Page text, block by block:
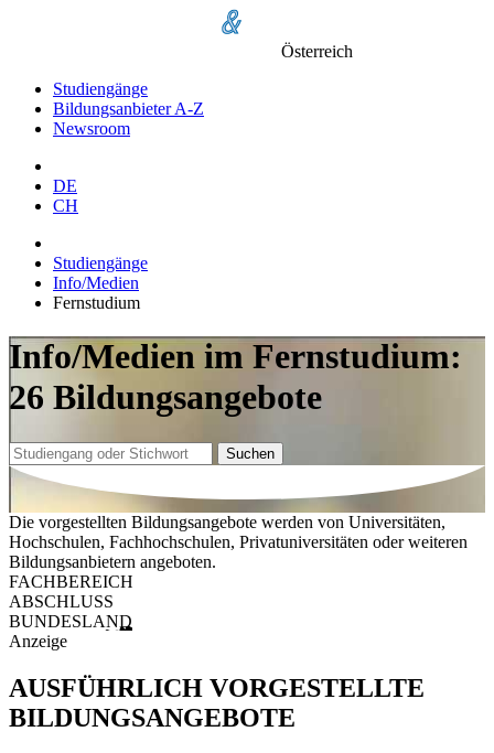
Österreich
Studiengänge
Bildungsanbieter A-Z
Newsroom
DE
CH
Studiengänge
Info/Medien
Fernstudium
Info/Medien im Fernstudium:
26 Bildungsangebote
Suchen
Die vorgestellten Bildungsangebote werden von Universitäten,
Hochschulen, Fachhochschulen, Privatuniversitäten oder weiteren
Bildungsanbietern angeboten.
FACHBEREICH
ABSCHLUSS
BUNDESLAND
Anzeige
AUSFÜHRLICH VORGESTELLTE
BILDUNGSANGEBOTE